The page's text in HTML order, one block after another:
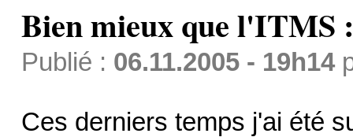
Bien mieux que l'ITMS
Publié : 06.11.2005 - 19h14
Ces derniers temps j'ai été